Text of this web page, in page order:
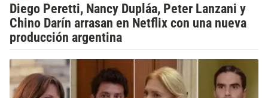
Diego Peretti, Nancy Dupláa, Peter Lanzani y
Chino Darín arrasan en Netflix con una nueva
producción argentina